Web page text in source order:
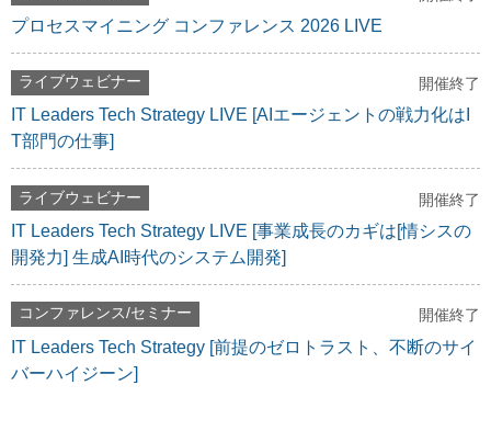
プロセスマイニング コンファレンス 2026 LIVE
ライブウェビナー 開催終了
IT Leaders Tech Strategy LIVE [AIエージェントの戦力化はI
T部門の仕事]
ライブウェビナー 開催終了
IT Leaders Tech Strategy LIVE [事業成長のカギは[情シスの
開発力] 生成AI時代のシステム開発]
コンファレンス/セミナー 開催終了
IT Leaders Tech Strategy [前提のゼロトラスト、不断のサイ
バーハイジーン]